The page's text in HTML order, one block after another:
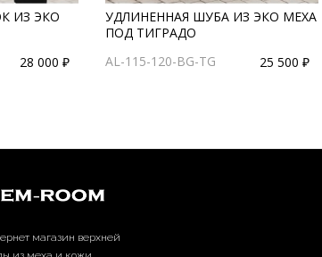
ИЗ ЭКО
28 000 ₽
УДЛИНЕННАЯ ШУБА ИЗ ЭКО МЕХА
ПОД ТИГРАДО
AL-115-120-BG-TG
25 500 ₽
магазин верхней